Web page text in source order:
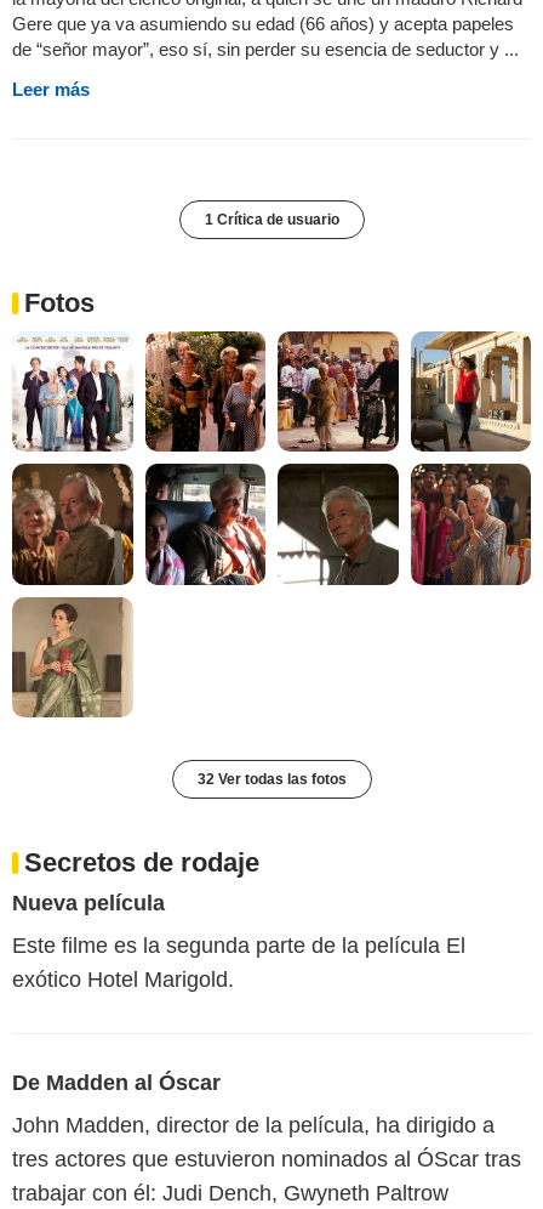
Gere que ya va asumiendo su edad (66 años) y acepta papeles
de “señor mayor”, eso sí, sin perder su esencia de seductor y ...
Leer más
1 Crítica de usuario
Fotos
32 Ver todas las fotos
Secretos de rodaje
Nueva película
Este filme es la segunda parte de la película El
exótico Hotel Marigold.
De Madden al Óscar
John Madden, director de la película, ha dirigido a
tres actores que estuvieron nominados al ÓScar tras
trabajar con él: Judi Dench, Gwyneth Paltrow